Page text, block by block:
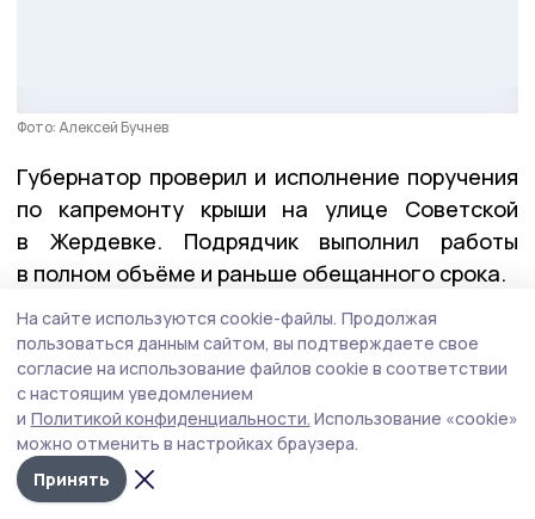
Фото: Алексей Бучнев
Губернатор проверил и исполнение поручения
по капремонту крыши на улице Советской
в Жердевке. Подрядчик выполнил работы
в полном объёме и раньше обещанного срока.
Герои Тамбовщины
На этой неделе вместе с директором Высшей
школы государственного управления Олегом
Кондратенко Евгений Первышов
дипломы выпускникам региональной кадровой
На сайте используются cookie-файлы. Продолжая
пользоваться данным сайтом, вы подтверждаете свое
согласие на использование файлов cookie в соответствии
с настоящим уведомлением
и Политикой конфиденциальности. Использование «cookie»
можно отменить в настройках браузера.
Принять